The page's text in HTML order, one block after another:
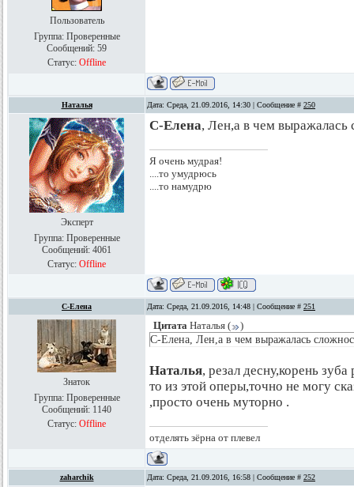
Пользователь
Группа: Проверенные
Сообщений: 59
Статус: Offline
Наталья Дата: Среда, 21.09.2016, 14:30 | Сообщение # 250
Эксперт
Группа: Проверенные
Сообщений: 4061
Статус: Offline
С-Елена, Лен,а в чем выражалась
Я очень мудрая!
....то умудрюсь
....то намудрю
С-Елена Дата: Среда, 21.09.2016, 14:48 | Сообщение # 251
Знаток
Группа: Проверенные
Сообщений: 1140
Статус: Offline
Цитата Наталья ( )
С-Елена, Лен,а в чем выражалась
Наталья, резал десну,корень
то из этой оперы,точно не могу
,просто очень муторно .
отделять зёрна от плевел
zaharchik Дата: Среда, 21.09.2016, 16:58 | Сообщение # 252